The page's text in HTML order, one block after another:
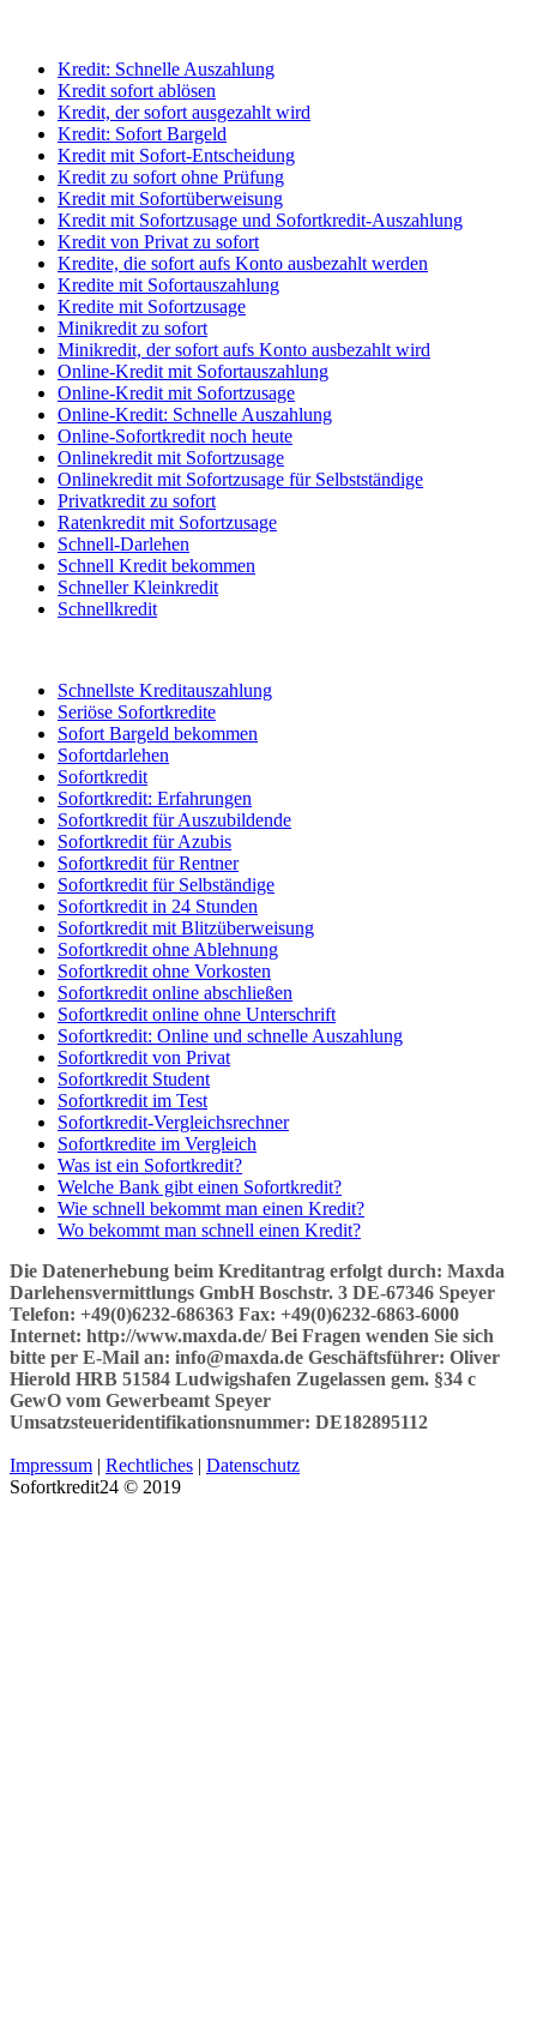
Kredit: Schnelle Auszahlung
Kredit sofort ablösen
Kredit, der sofort ausgezahlt wird
Kredit: Sofort Bargeld
Kredit mit Sofort-Entscheidung
Kredit zu sofort ohne Prüfung
Kredit mit Sofortüberweisung
Kredit mit Sofortzusage und Sofortkredit-Auszahlung
Kredit von Privat zu sofort
Kredite, die sofort aufs Konto ausbezahlt werden
Kredite mit Sofortauszahlung
Kredite mit Sofortzusage
Minikredit zu sofort
Minikredit, der sofort aufs Konto ausbezahlt wird
Online-Kredit mit Sofortauszahlung
Online-Kredit mit Sofortzusage
Online-Kredit: Schnelle Auszahlung
Online-Sofortkredit noch heute
Onlinekredit mit Sofortzusage
Onlinekredit mit Sofortzusage für Selbstständige
Privatkredit zu sofort
Ratenkredit mit Sofortzusage
Schnell-Darlehen
Schnell Kredit bekommen
Schneller Kleinkredit
Schnellkredit
Schnellste Kreditauszahlung
Seriöse Sofortkredite
Sofort Bargeld bekommen
Sofortdarlehen
Sofortkredit
Sofortkredit: Erfahrungen
Sofortkredit für Auszubildende
Sofortkredit für Azubis
Sofortkredit für Rentner
Sofortkredit für Selbständige
Sofortkredit in 24 Stunden
Sofortkredit mit Blitzüberweisung
Sofortkredit ohne Ablehnung
Sofortkredit ohne Vorkosten
Sofortkredit online abschließen
Sofortkredit online ohne Unterschrift
Sofortkredit: Online und schnelle Auszahlung
Sofortkredit von Privat
Sofortkredit Student
Sofortkredit im Test
Sofortkredit-Vergleichsrechner
Sofortkredite im Vergleich
Was ist ein Sofortkredit?
Welche Bank gibt einen Sofortkredit?
Wie schnell bekommt man einen Kredit?
Wo bekommt man schnell einen Kredit?
Die Datenerhebung beim Kreditantrag erfolgt durch: Maxda
Darlehensvermittlungs GmbH Boschstr. 3 DE-67346 Speyer
Telefon: +49(0)6232-686363 Fax: +49(0)6232-6863-6000
Internet: http://www.maxda.de/ Bei Fragen wenden Sie sich
bitte per E-Mail an: info@maxda.de Geschäftsführer: Oliver
Hierold HRB 51584 Ludwigshafen Zugelassen gem. §34 c
GewO vom Gewerbeamt Speyer
Umsatzsteueridentifikationsnummer: DE182895112
Impressum | Rechtliches | Datenschutz
Sofortkredit24 © 2019